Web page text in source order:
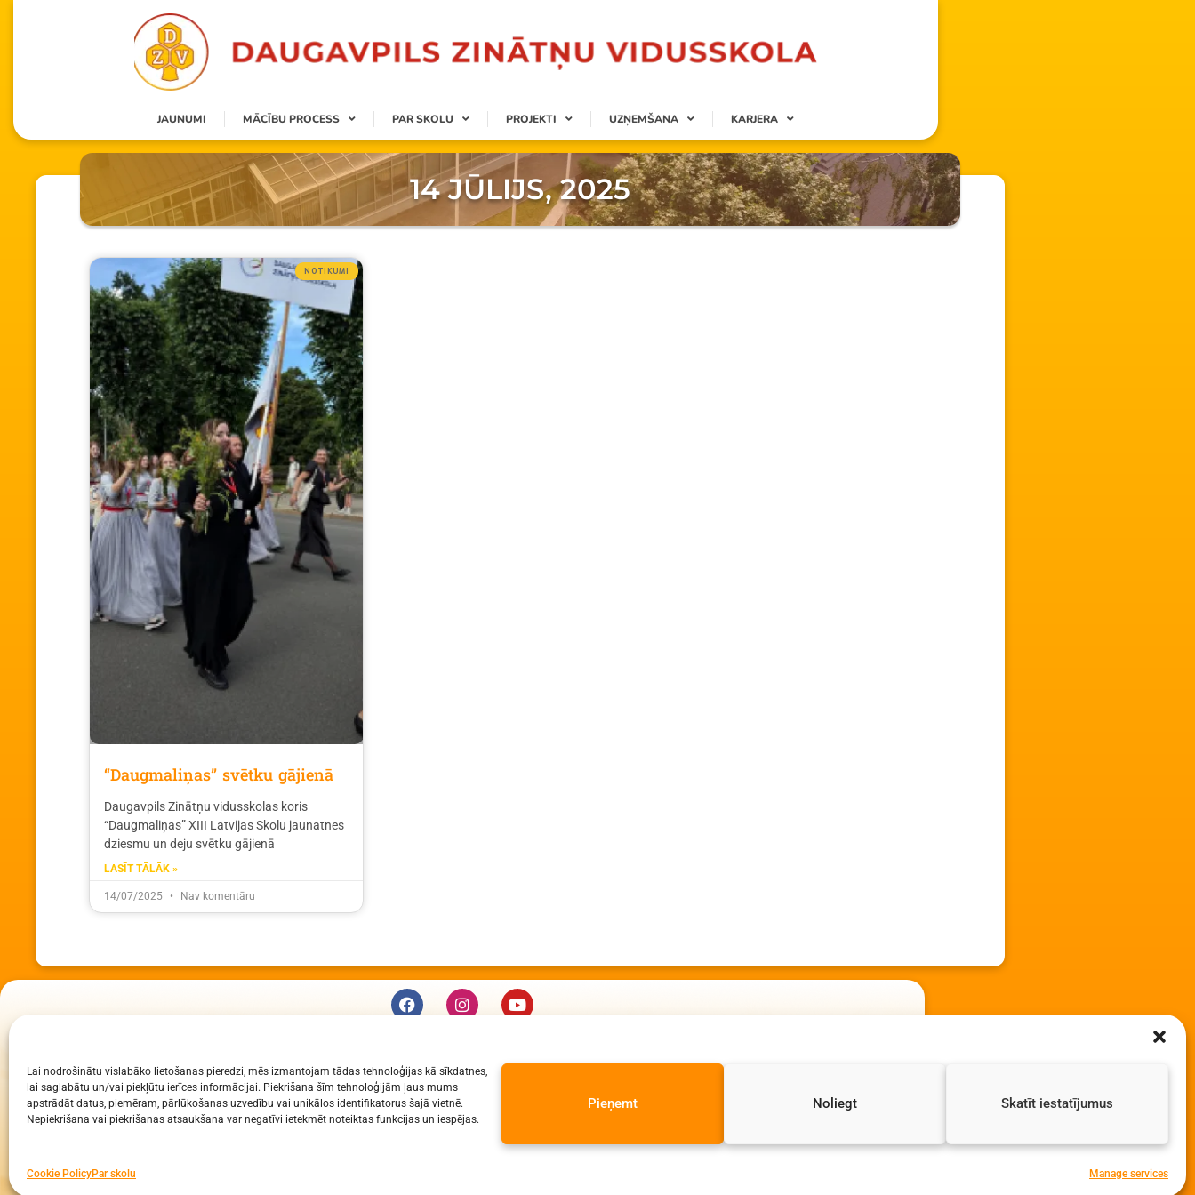
Lai nodrošinātu vislabāko lietošanas pieredzi, mēs izmantojam tādas tehnoloģijas kā sīkdatnes,
lai saglabātu un/vai piekļūtu ierīces informācijai. Piekrišana šīm tehnoloģijām ļaus mums
apstrādāt datus, piemēram, pārlūkošanas uzvedību vai unikālos identifikatorus šajā vietnē.
Nepiekrišana vai piekrišanas atsaukšana var negatīvi ietekmēt noteiktas funkcijas un iespējas.
Manage services
Pieņemt Noliegt Skatīt iestatījumus
Cookie PolicyPar skolu
JAUNUMI MĀCĪBU PROCESS PAR SKOLU PROJEKTI UZŅEMŠANA KARJERA
14 JŪLIJS, 2025
NOTIKUMI
“Daugmaliņas” svētku gājienā
Daugavpils Zinātņu vidusskolas koris
“Daugmaliņas” XIII Latvijas Skolu jaunatnes
dziesmu un deju svētku gājienā
LASĪT TĀLĀK »
14/07/2025 Nav komentāru
Daugavpils Zinātņu vidusskola
Raiņa iela 30, Daugavpils, LV-5401
Reģ. Nr. 2713903513 (IZM)
tālr. Direktors: 65423030,